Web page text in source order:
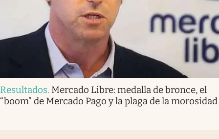
Resultados. Mercado Libre: medalla de bronce, el
“boom” de Mercado Pago y la plaga de la morosidad